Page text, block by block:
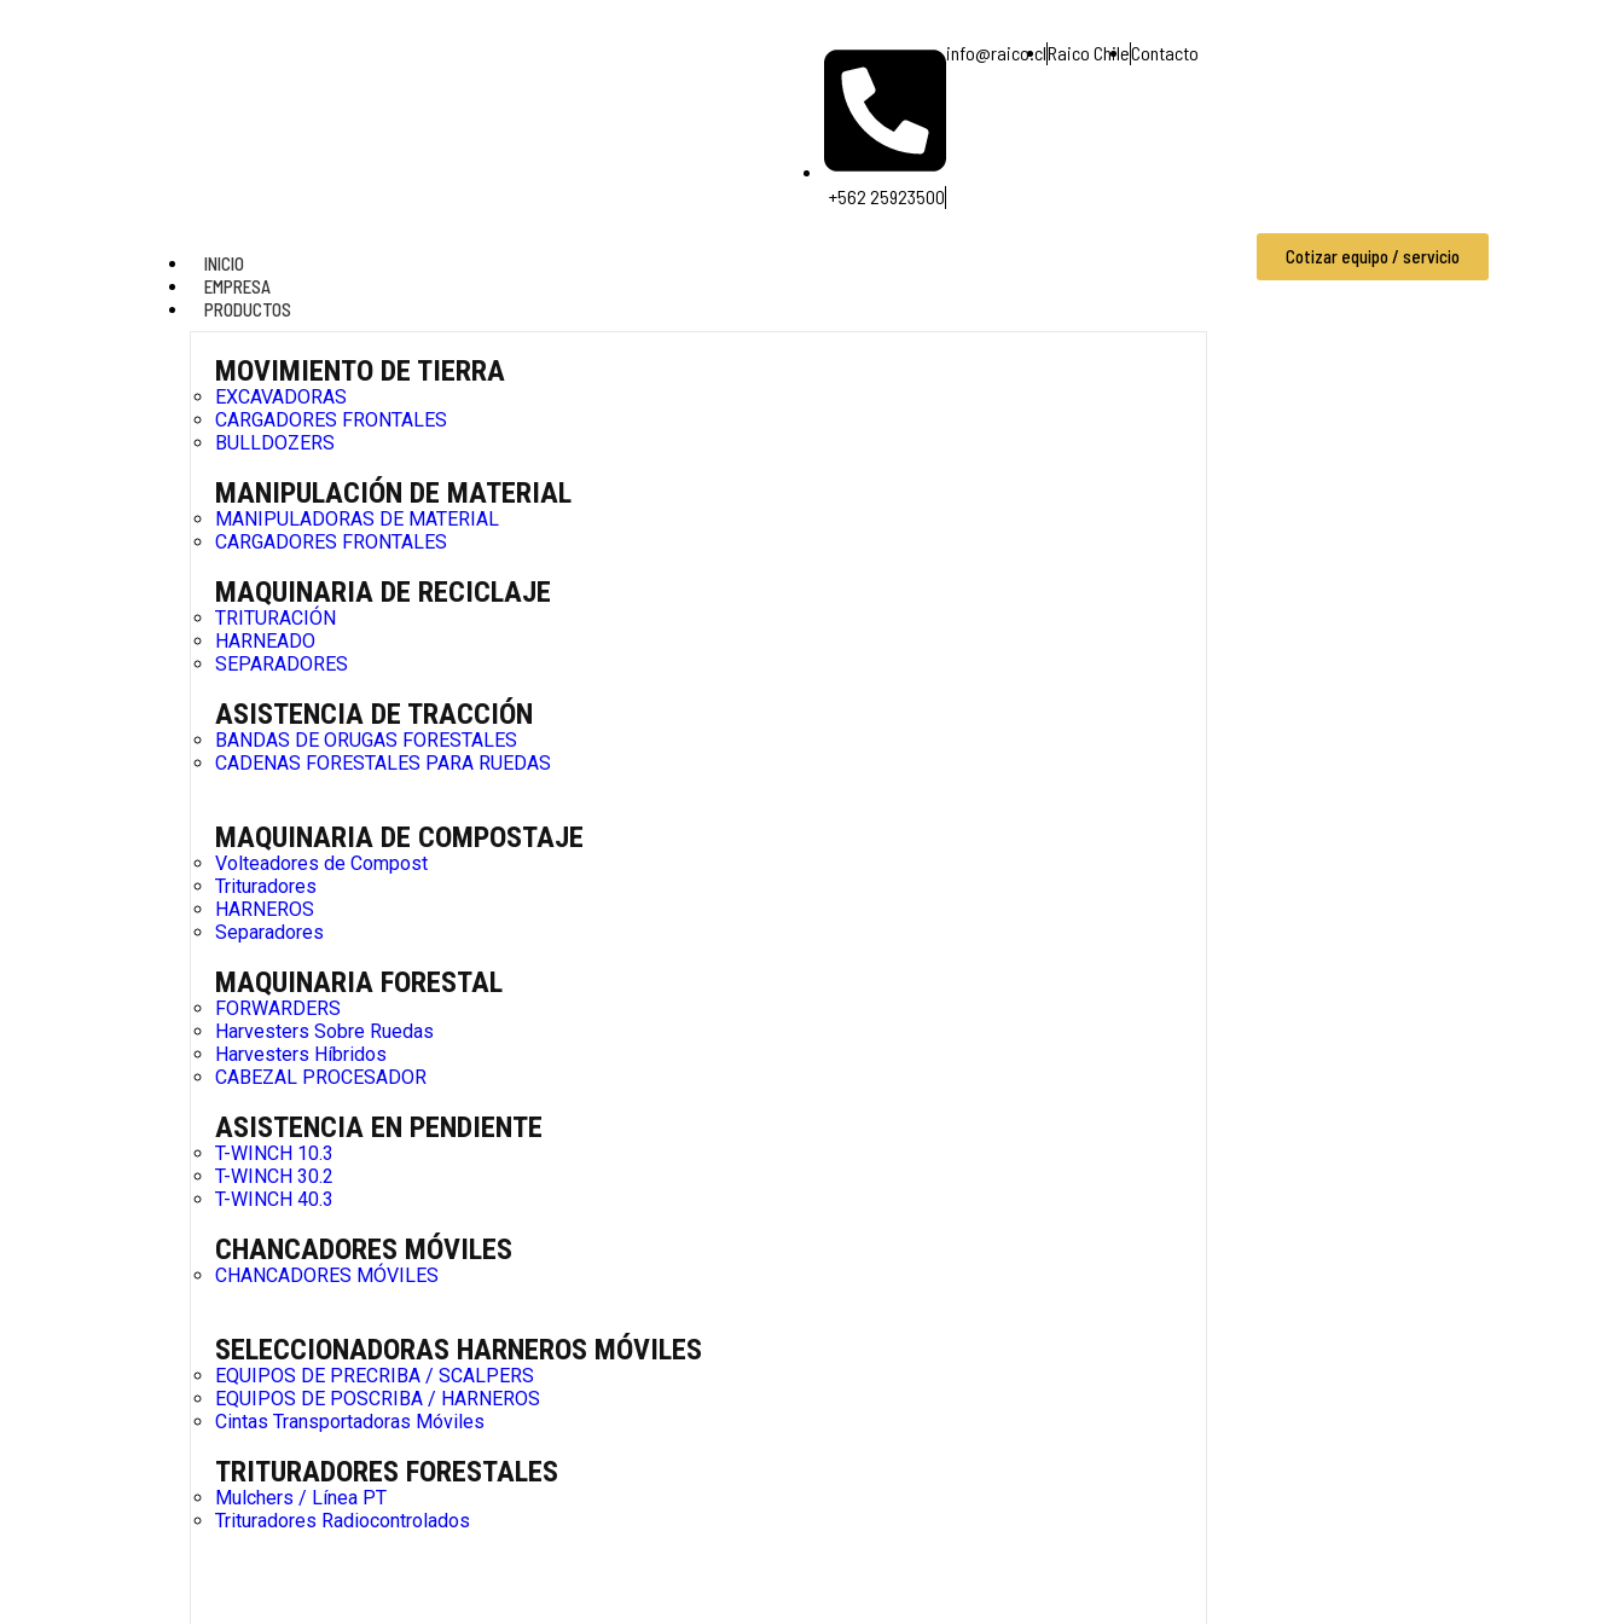
+562 25923500
info@raico.clRaico ChileContacto
INICIO
EMPRESA
PRODUCTOS
MOVIMIENTO DE TIERRA
EXCAVADORAS
CARGADORES FRONTALES
BULLDOZERS
MANIPULACIÓN DE MATERIAL
MANIPULADORAS DE MATERIAL
CARGADORES FRONTALES
MAQUINARIA DE RECICLAJE
TRITURACIÓN
HARNEADO
SEPARADORES
ASISTENCIA DE TRACCIÓN
BANDAS DE ORUGAS FORESTALES
CADENAS FORESTALES PARA RUEDAS
MAQUINARIA DE COMPOSTAJE
Volteadores de Compost
Trituradores
HARNEROS
Separadores
MAQUINARIA FORESTAL
FORWARDERS
Harvesters Sobre Ruedas
Harvesters Híbridos
CABEZAL PROCESADOR
ASISTENCIA EN PENDIENTE
T-WINCH 10.3
T-WINCH 30.2
T-WINCH 40.3
CHANCADORES MÓVILES
CHANCADORES MÓVILES
SELECCIONADORAS HARNEROS MÓVILES
EQUIPOS DE PRECRIBA / SCALPERS
EQUIPOS DE POSCRIBA / HARNEROS
Cintas Transportadoras Móviles
TRITURADORES FORESTALES
Mulchers / Línea PT
Trituradores Radiocontrolados
Cotizar equipo / servicio